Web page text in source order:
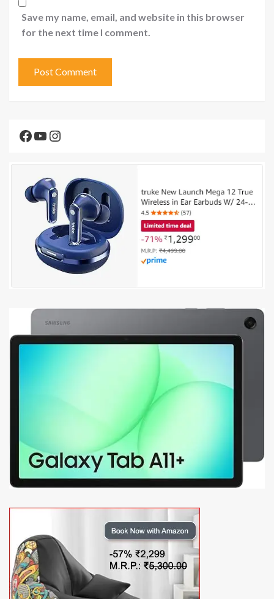
Save my name, email, and website in this browser
for the next time I comment.
Facebook
YouTube
Instagram